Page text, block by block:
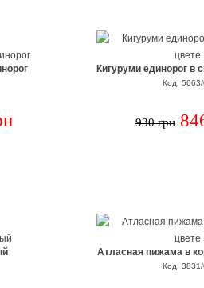
Кигуруми единорог в
Код: 5663/
930 грн
Атласная пижама в
Код: 3831/